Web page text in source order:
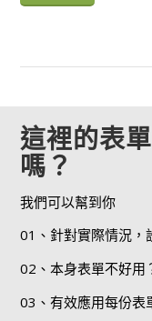
這裡的表
嗎？
我們可以幫到你
01、針對實際情況，
02、本身表單不好用
03、有效應用每份表